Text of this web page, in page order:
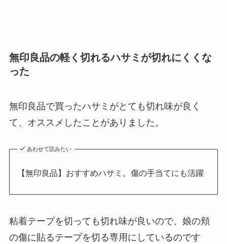
無印良品の軽く切れるハサミが切れにくくな
った
無印良品で買ったハサミがとても切れ味が良く
て、オススメしたことがありました。
あわせて読みたい
【無印良品】おすすめハサミ。傷の手当てにも活躍
粘着テープを切っても切れ味が良いので、娘の頬
の傷に貼るテープを切る専用にしているのです